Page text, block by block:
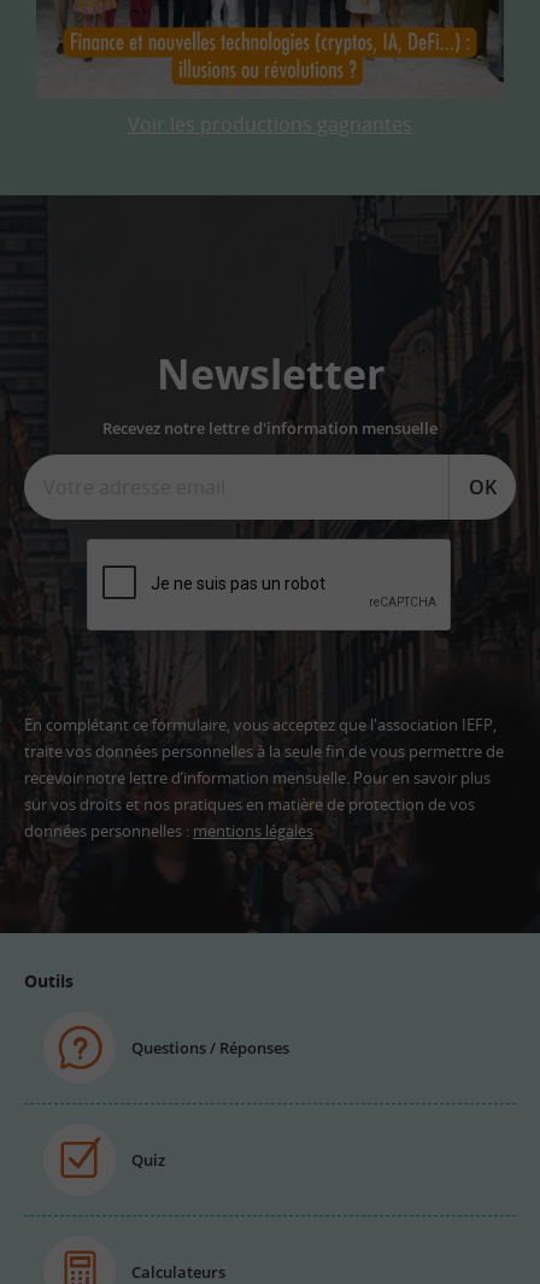
Voir les productions gagnantes
Newsletter
Recevez notre lettre d'information mensuelle
OK
En complétant ce formulaire, vous acceptez que l'association IEFP,
traite vos données personnelles à la seule fin de vous permettre de
recevoir notre lettre d’information mensuelle. Pour en savoir plus
sur vos droits et nos pratiques en matière de protection de vos
données personnelles : mentions légales
Adresse
Outils
Questions / Réponses
Quiz
Calculateurs